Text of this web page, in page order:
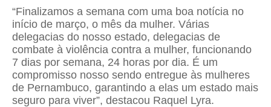
“Finalizamos a semana com uma boa notícia no
início de março, o mês da mulher. Várias
delegacias do nosso estado, delegacias de
combate à violência contra a mulher, funcionando
7 dias por semana, 24 horas por dia. É um
compromisso nosso sendo entregue às mulheres
de Pernambuco, garantindo a elas um estado mais
seguro para viver”, destacou Raquel Lyra.